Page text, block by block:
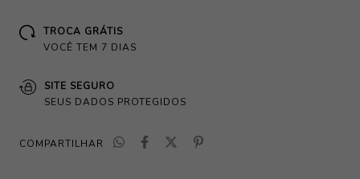
TROCA GRÁTIS
VOCÊ TEM 7 DIAS
SITE SEGURO
SEUS DADOS PROTEGIDOS
COMPARTILHAR